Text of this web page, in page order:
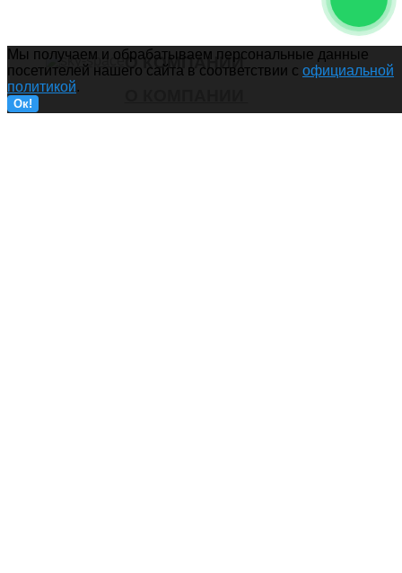
О КОМПАНИИ
Мы получаем и обрабатываем персональные данные
посетителей нашего сайта в соответствии с официальной
политикой.
Ок!